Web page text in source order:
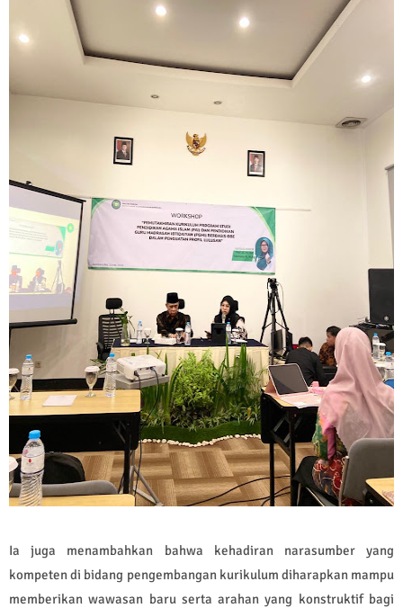
Ia juga menambahkan bahwa kehadiran narasumber yang
kompeten di bidang pengembangan kurikulum diharapkan mampu
memberikan wawasan baru serta arahan yang konstruktif bagi